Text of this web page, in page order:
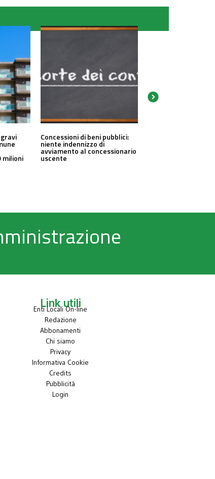
milioni
Concessioni di beni pubblici:
niente indennizzo di
avviamento al concessionario
uscente
Link utili
Enti Locali On-line
Redazione
Abbonamenti
Chi siamo
Privacy
Informativa Cookie
Credits
Pubblicità
Login